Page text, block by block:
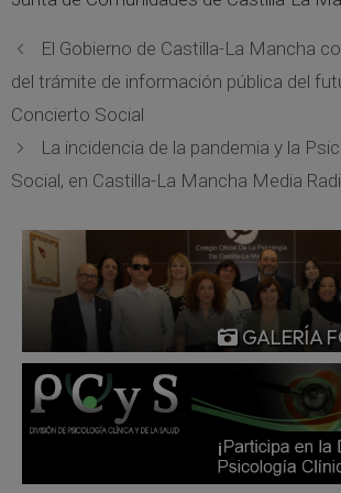
El Gobierno de Castilla-La Mancha
del trámite de información pública del
Concierto Social
La incidencia de la pandemia y la
Social, en Castilla-La Mancha Media
GALERÍA